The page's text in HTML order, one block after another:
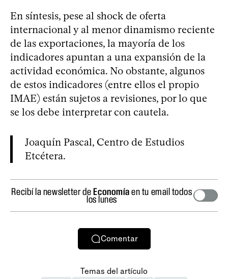
En síntesis, pese al shock de oferta
internacional y al menor dinamismo reciente
de las exportaciones, la mayoría de los
indicadores apuntan a una expansión de la
actividad económica. No obstante, algunos
de estos indicadores (entre ellos el propio
IMAE) están sujetos a revisiones, por lo que
se los debe interpretar con cautela.
Joaquín Pascal, Centro de Estudios
Etcétera.
Recibí la newsletter deEconomíaen tu email todos
los lunes
Comentar
Temas del artículo